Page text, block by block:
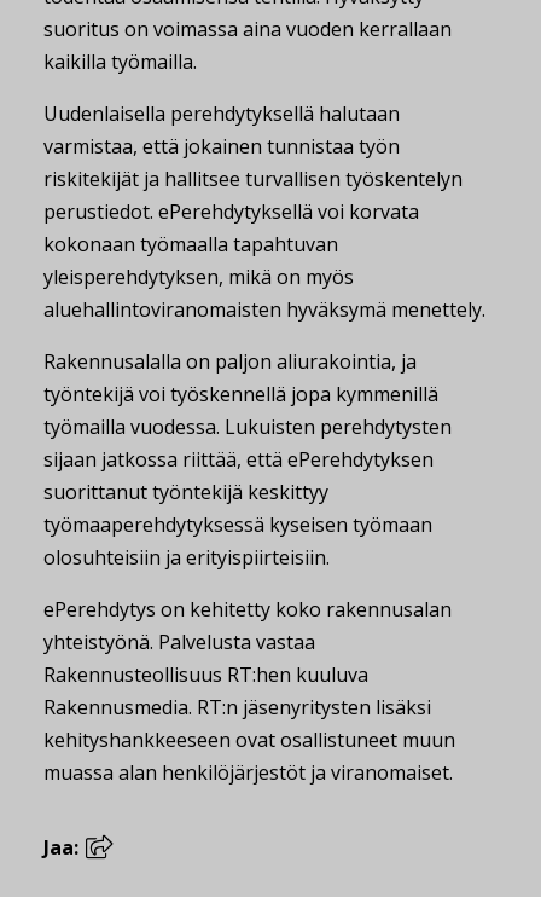
suoritus on voimassa aina vuoden kerrallaan
kaikilla työmailla.
Uudenlaisella perehdytyksellä halutaan
varmistaa, että jokainen tunnistaa työn
riskitekijät ja hallitsee turvallisen työskentelyn
perustiedot. ePerehdytyksellä voi korvata
kokonaan työmaalla tapahtuvan
yleisperehdytyksen, mikä on myös
aluehallintoviranomaisten hyväksymä menettely.
Rakennusalalla on paljon aliurakointia, ja
työntekijä voi työskennellä jopa kymmenillä
työmailla vuodessa. Lukuisten perehdytysten
sijaan jatkossa riittää, että ePerehdytyksen
suorittanut työntekijä keskittyy
työmaaperehdytyksessä kyseisen työmaan
olosuhteisiin ja erityispiirteisiin.
ePerehdytys on kehitetty koko rakennusalan
yhteistyönä. Palvelusta vastaa
Rakennusteollisuus RT:hen kuuluva
Rakennusmedia. RT:n jäsenyritysten lisäksi
kehityshankkeeseen ovat osallistuneet muun
muassa alan henkilöjärjestöt ja viranomaiset.
Jaa: